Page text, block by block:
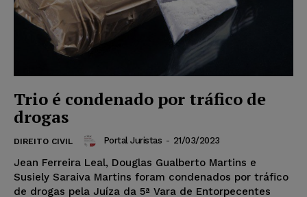
Trio é condenado por tráfico de
drogas
DIREITO CIVIL Portal Juristas - 21/03/2023
Jean Ferreira Leal, Douglas Gualberto Martins e
Susiely Saraiva Martins foram condenados por tráfico
de drogas pela Juíza da 5ª Vara de Entorpecentes